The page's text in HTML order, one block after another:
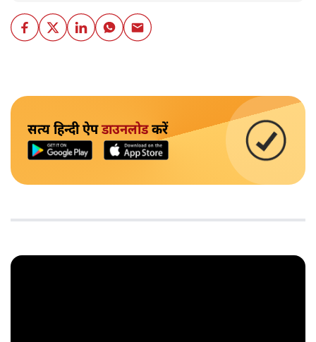
सत्य हिन्दी ऐपडाउनलोडकरें